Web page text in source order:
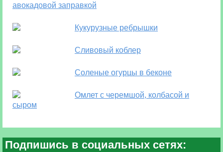
авокадовой заправкой
Кукурузные ребрышки
Сливовый коблер
Соленые огурцы в беконе
Омлет с черемшой, колбасой и
сыром
Подпишись в социальных сетях: